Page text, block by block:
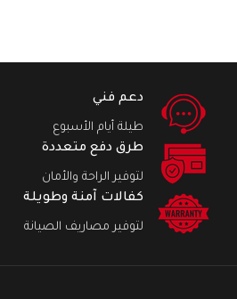
دعم فني
طيلة أيام الأسبوع
طرق دفع متعددة
لتوفير الراحة والأمان
كفالات آمنة وطويلة
لتوفير مصاريف الصيانة